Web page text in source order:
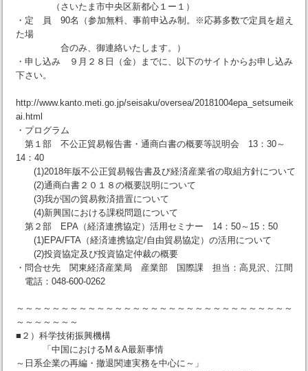
（さいたま市中央区新都心１ー１）
・定 員 90名（参加無料、事前申込み制。※応募多数で定員を超え
た場
合のみ、御連絡いたします。）
・申し込み ９月２８日（金）までに、以下のサイトからお申し込み
下さい。
http://www.kanto.meti.go.jp/seisaku/oversea/20181004epa_setsumeik
ai.html
・プログラム
第１部 不公正貿易報告書・通商白書の概要等説明会 13：30～
14：40
(1)2018年版不公正貿易報告書及び経済産業省の取組方針について
(2)通商白書２０１８の概要説明について
(3)我が国の貿易救済措置について
(4)新興国における課税問題について
第２部 EPA（経済連携協定）活用セミナー 14：50～15：50
(1)EPA/FTA（経済連携協定/自由貿易協定）の活用について
(2)投資協定及び投資協定仲裁の概要
・問合せ先 関東経済産業局 産業部 国際課 担当：高見沢、江間
電話：048-600-0262
～～～～～～～～～～～～～～～～～～～～～～～～～～～～～～～
～～～～～～～
■２）科学技術振興機構
「中国におけるM＆A最新事情
～日系企業の再編・撤退関連実務を中心に～」